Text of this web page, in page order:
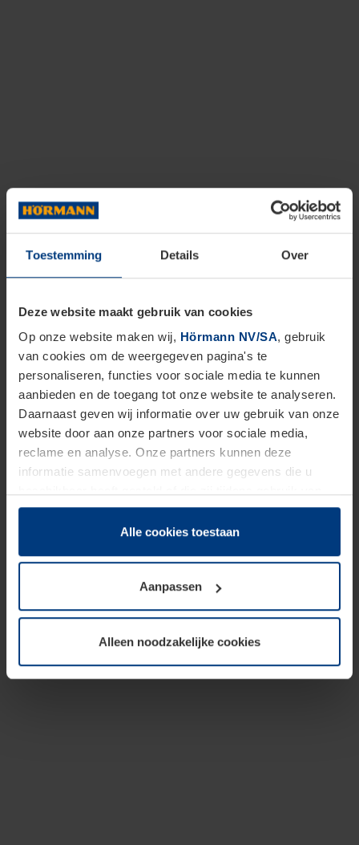
Toestemming Details Over
Deze website maakt gebruik van cookies
Op onze website maken wij, Hörmann NV/SA, gebruik
van cookies om de weergegeven pagina's te
personaliseren, functies voor sociale media te kunnen
aanbieden en de toegang tot onze website te analyseren.
Daarnaast geven wij informatie over uw gebruik van onze
website door aan onze partners voor sociale media,
reclame en analyse. Onze partners kunnen deze
informatie samenvoegen met andere gegevens die u
hun diensten hebben verzameld.
Juridisch hebben wij het recht om cookies op uw
van deze pagina's absoluut vereist is. Voor alle andere
soorten cookies is uw toestemming benodigd. Uw
toestemming kunt u op elk moment bij de uitleg van de
wijzigen of herroepen.
Alle cookies toestaan
Aanpassen
Alleen noodzakelijke cookies